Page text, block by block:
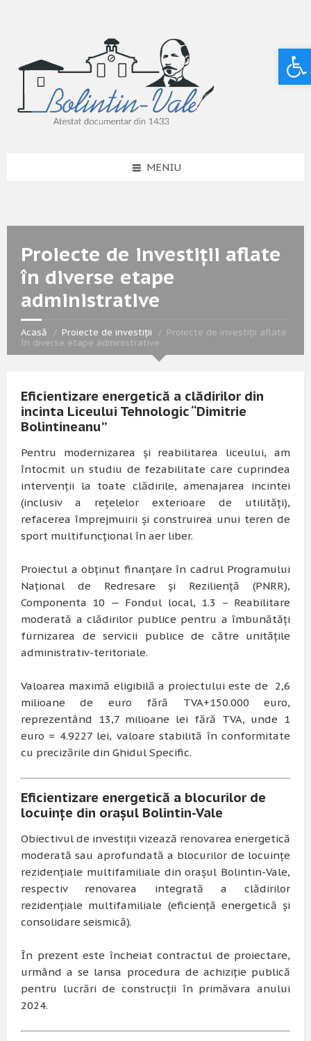
MENIU
Proiecte de investiții aflate
în diverse etape
administrative
Acasă Proiecte de investiții
Proiecte de investiții aflate
în diverse etape administrative
Eficientizare energetică a clădirilor din
incinta Liceului Tehnologic “Dimitrie
Bolintineanu”
Pentru modernizarea și reabilitarea liceului, am
întocmit un studiu de fezabilitate care cuprindea
intervenții la toate clădirile, amenajarea incintei
(inclusiv a rețelelor exterioare de utilități),
refacerea împrejmuirii și construirea unui teren de
sport multifuncțional în aer liber.
Proiectul a obținut finanțare în cadrul Programului
Național de Redresare și Reziliență (PNRR),
Componenta 10 — Fondul local, 1.3 – Reabilitare
moderată a clădirilor publice pentru a îmbunătăți
furnizarea de servicii publice de către unitățile
administrativ-teritoriale.
Valoarea maximă eligibilă a proiectului este de 2,6
milioane de euro fără TVA+150.000 euro,
reprezentând 13,7 milioane lei fără TVA, unde 1
euro = 4.9227 lei, valoare stabilită în conformitate
cu precizările din Ghidul Specific.
Eficientizare energetică a blocurilor de
locuințe din orașul Bolintin-Vale
Obiectivul de investiții vizează renovarea energetică
moderată sau aprofundată a blocurilor de locuințe
rezidențiale multifamiliale din orașul Bolintin-Vale,
respectiv renovarea integrată a clădirilor
rezidențiale multifamiliale (eficiență energetică și
consolidare seismică).
În prezent este încheiat contractul de proiectare,
urmând a se lansa procedura de achiziție publică
pentru lucrări de construcții în primăvara anului
2024.
Deschide bara de unelte